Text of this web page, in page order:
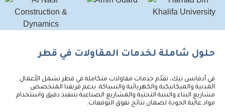
حلول شاملة لخدمات المقاولات في قطر
في أدفانس تيك، نقدّم خدمات مقاولات متكاملة في قطر تشمل الأعمال
المدنية والميكانيكية والكهربائية والسباكة. يدعم فريقنا المتخصص
مشاريع البناء والبنية التحتية والمشاريع الصناعية بتنفيذ دقيق واستخدام
مواد عالية الجودة لضمان نتائج تفوق التوقعات.